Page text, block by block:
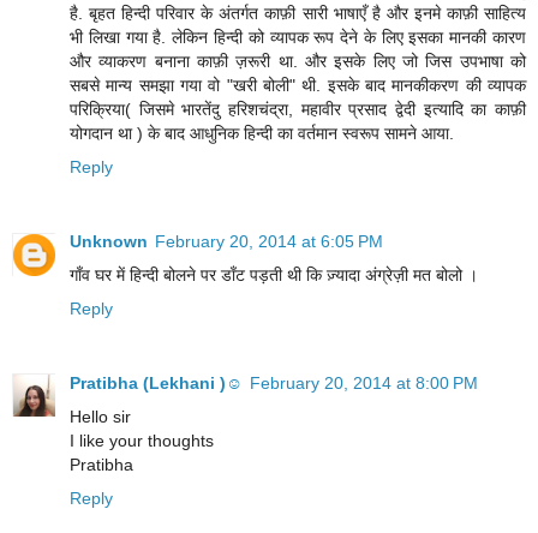
है. बृहत हिन्दी परिवार के अंतर्गत काफ़ी सारी भाषाएँ है और इनमे काफ़ी साहित्य
भी लिखा गया है. लेकिन हिन्दी को व्यापक रूप देने के लिए इसका मानकी कारण
और व्याकरण बनाना काफ़ी ज़रूरी था. और इसके लिए जो जिस उपभाषा को
सबसे मान्य समझा गया वो "खरी बोली" थी. इसके बाद मानकीकरण की व्यापक
परिक्रिया( जिसमे भारतेंदु हरिशचंद्रा, महावीर प्रसाद द्वेदी इत्यादि का काफ़ी
योगदान था ) के बाद आधुनिक हिन्दी का वर्तमान स्वरूप सामने आया.
Reply
Unknown February 20, 2014 at 6:05 PM
गाँव घर में हिन्दी बोलने पर डाँट पड़ती थी कि ज़्यादा अंग्रेज़ी मत बोलो ।
Reply
Pratibha (Lekhani )☺️ February 20, 2014 at 8:00 PM
Hello sir
I like your thoughts
Pratibha
Reply